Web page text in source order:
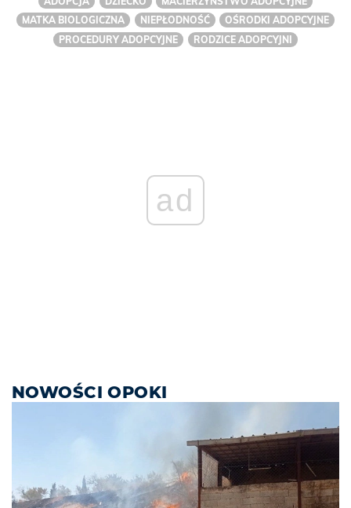
MATKA BIOLOGICZNA
NIEPŁODNOŚĆ
OŚRODKI ADOPCYJNE
PROCEDURY ADOPCYJNE
RODZICE ADOPCYJNI
ad
NOWOŚCI OPOKI